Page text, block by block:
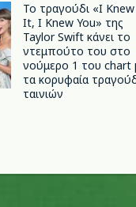
Το τραγούδι «I Knew
It, I Knew You» της
Taylor Swift κάνει το
ντεμπούτο του στο
νούμερο 1 του chart
τα κορυφαία
ταινιών